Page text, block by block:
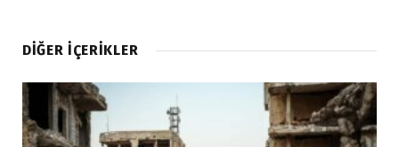
DIĞER İÇERIKLER